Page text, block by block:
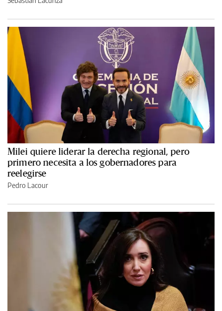
Milei quiere liderar la derecha regional, pero
primero necesita a los gobernadores para
reelegirse
Pedro Lacour